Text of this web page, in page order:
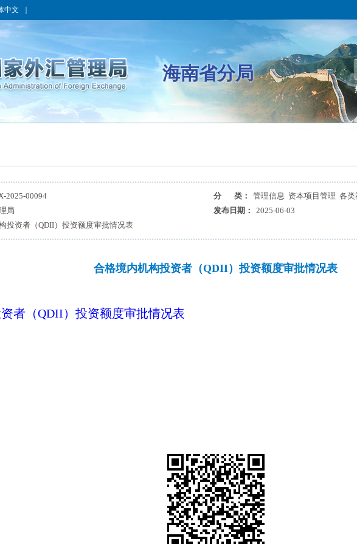
中文
海南省分局
2025-00094 分 类：
管理信息 资本项目管理 各类
局 发布日期：
2025-06-03
投资者（QDII）投资额度审批情况表
合格境内机构投资者（QDII）投资额度审批情况表
者（QDII）投资额度审批情况表